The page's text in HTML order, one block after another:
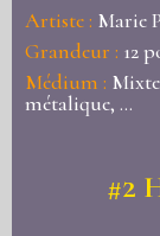
Artiste : Marie
Grandeur : 12
Médium :
métalique, ...
#2